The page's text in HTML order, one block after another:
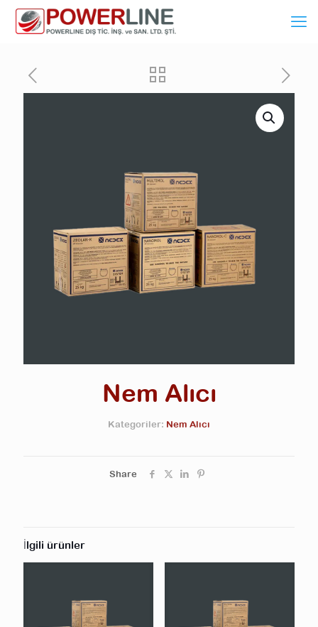
Nem Alıcı
Kategoriler: Nem Alıcı
Share
İlgili ürünler